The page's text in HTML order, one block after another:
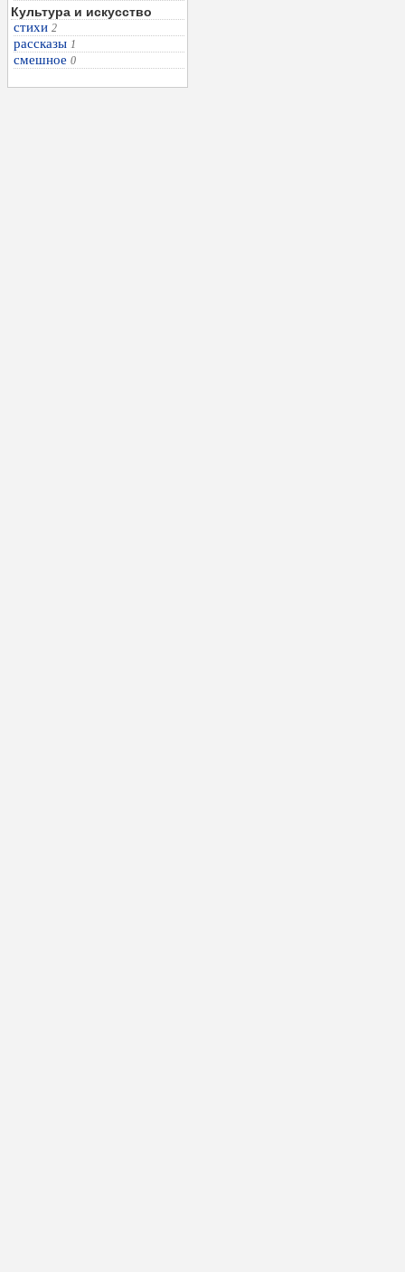
Культура и искусство
стихи 2
рассказы 1
смешное 0